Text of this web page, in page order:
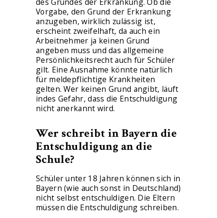
Vorgabe, den Grund der Erkrankung
anzugeben, wirklich zulässig ist,
erscheint zweifelhaft, da auch ein
Arbeitnehmer ja keinen Grund
angeben muss und das allgemeine
Persönlichkeitsrecht auch für Schüler
gilt. Eine Ausnahme könnte natürlich
für meldepflichtige Krankheiten
gelten. Wer keinen Grund angibt, läuft
indes Gefahr, dass die Entschuldigung
nicht anerkannt wird.
Wer schreibt in Bayern die
Entschuldigung an die
Schule?
Schüler unter 18 Jahren können sich in
Bayern (wie auch sonst in Deutschland)
nicht selbst entschuldigen. Die Eltern
müssen die Entschuldigung schreiben.